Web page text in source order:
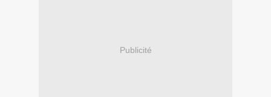
Publicité